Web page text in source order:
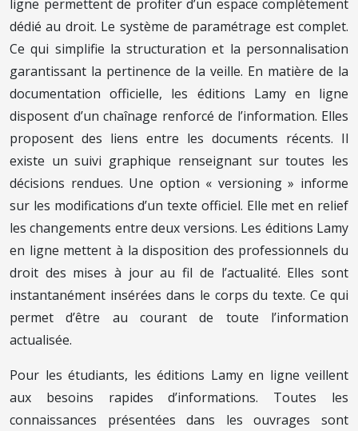
ligne permettent de profiter d’un espace complètement
dédié au droit. Le système de paramétrage est complet.
Ce qui simplifie la structuration et la personnalisation
garantissant la pertinence de la veille. En matière de la
documentation officielle, les éditions Lamy en ligne
disposent d’un chaînage renforcé de l’information. Elles
proposent des liens entre les documents récents. Il
existe un suivi graphique renseignant sur toutes les
décisions rendues. Une option « versioning » informe
sur les modifications d’un texte officiel. Elle met en relief
les changements entre deux versions. Les éditions Lamy
en ligne mettent à la disposition des professionnels du
droit des mises à jour au fil de l’actualité. Elles sont
instantanément insérées dans le corps du texte. Ce qui
permet d’être au courant de toute l’information
actualisée.
Pour les étudiants, les éditions Lamy en ligne veillent
aux besoins rapides d’informations. Toutes les
connaissances présentées dans les ouvrages sont